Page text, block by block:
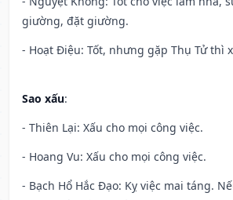
giường, đặt giường.
- Hoạt Điệu: Tốt, nhưng gặp Thụ Tử thì
Sao xấu:
- Thiên Lại: Xấu cho mọi công việc.
- Hoang Vu: Xấu cho mọi công việc.
- Bạch Hổ Hắc Đạo: Kỵ việc mai táng.